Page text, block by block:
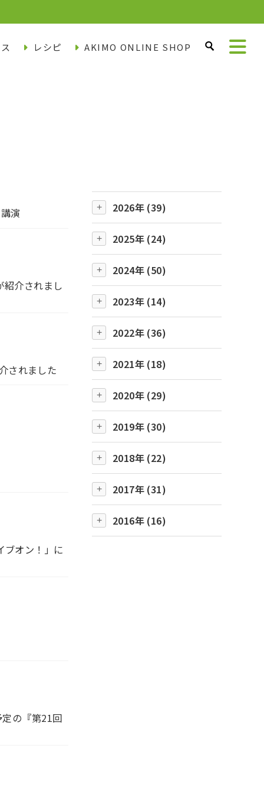
レシピ AKIMO ONLINE SHOP
演
紹介されまし
されました
ブオン！」に
の『第21回
2026年 (39)
2025年 (24)
2024年 (50)
2023年 (14)
2022年 (36)
2021年 (18)
2020年 (29)
2019年 (30)
2018年 (22)
2017年 (31)
2016年 (16)